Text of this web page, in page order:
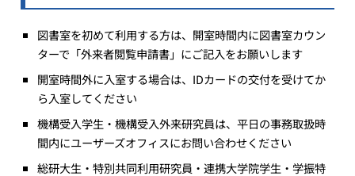
図書室を初めて利用する方は、開室時間内に図書室カウン
ターで「外来者閲覧申請書」にご記入をお願いします
開室時間外に入室する場合は、IDカードの交付を受けてか
ら入室してください
機構受入学生・機構受入外来研究員は、平日の事務取扱時
間内にユーザーズオフィスにお問い合わせください
総研大生・特別共同利用研究員・連携大学院学生・学振特